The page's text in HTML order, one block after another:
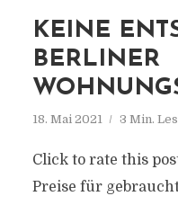
KEINE
BERLINER
18. Mai 2021 3 Min.
Click to rate this
Preise für